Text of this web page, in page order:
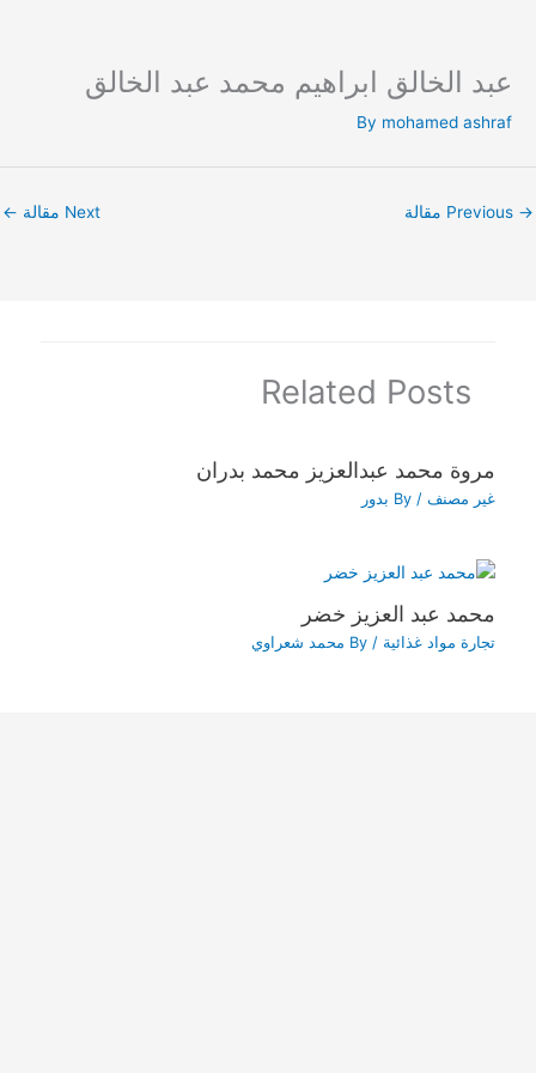
Skip
content
عبد الخالق ابراهيم محمد عبد الخالق
By mohamed ashraf
→ Next مقالة ←
Related Posts
مروة محمد عبدالعزيز محمد بدران
غير مصنف / By بدور
محمد عبد العزيز خضر
تجارة مواد غذائية / By محمد شعراوي